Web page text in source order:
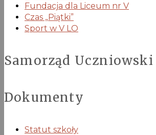
Fundacja dla Liceum nr V
Czas „Piątki”
Sport w V LO
Samorząd Uczniowski
Dokumenty
Statut szkoły